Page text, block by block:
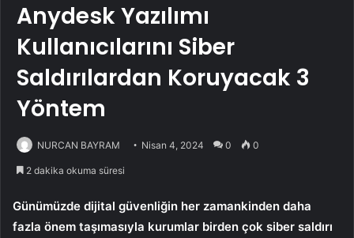
Anydesk Yazılımı
Kullanıcılarını Siber
Saldırılardan Koruyacak 3
Yöntem
NURCAN BAYRAM Nisan 4, 2024 0 0
2 dakika okuma süresi
Günümüzde dijital güvenliğin her zamankinden daha
fazla önem taşımasıyla kurumlar birden çok siber saldırı